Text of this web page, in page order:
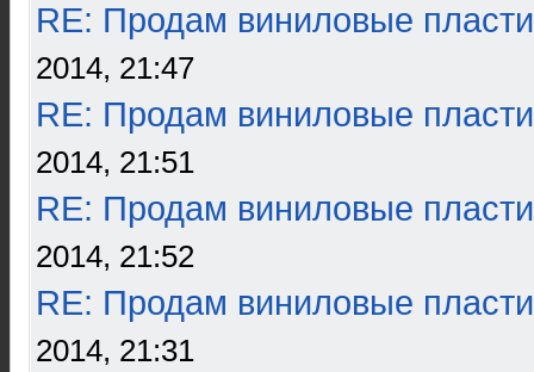
RE: Продам виниловые
2014, 21:47
RE: Продам виниловые
2014, 21:51
RE: Продам виниловые
2014, 21:52
RE: Продам виниловые
2014, 21:31